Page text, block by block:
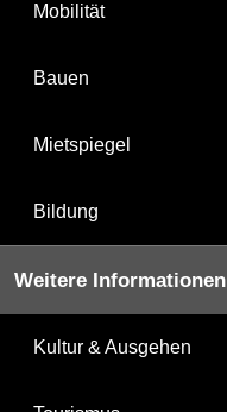
Mobilität
Bauen
Mietspiegel
Bildung
Weitere Informationen
Kultur & Ausgehen